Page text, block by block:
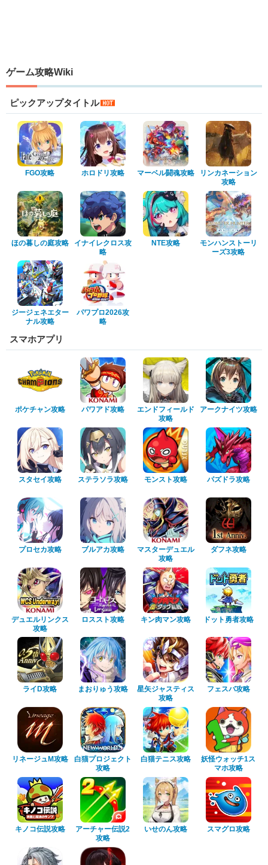
ゲーム攻略Wiki
ピックアップタイトル
FGO攻略 ホロドリ攻略 マーベル闘魂攻略
リンカネーション
攻略
ほの暮しの庭攻略
イナイレクロス攻
略
NTE攻略
モンハンストーリ
ーズ3攻略
ジージェネエター
ナル攻略
パワプロ2026攻
略
スマホアプリ
ポケチャン攻略 パワアド攻略
エンドフィールド
攻略
アークナイツ攻略
スタセイ攻略 ステラソラ攻略 モンスト攻略 パズドラ攻略
プロセカ攻略 ブルアカ攻略
マスターデュエル
攻略
ダフネ攻略
デュエルリンクス
攻略
ロススト攻略 キン肉マン攻略 ドット勇者攻略
ライD攻略 まおりゅう攻略
星矢ジャスティス
攻略
フェスバ攻略
リネージュM攻略
白猫プロジェクト
攻略
白猫テニス攻略
妖怪ウォッチ1ス
マホ攻略
キノコ伝説攻略
アーチャー伝説2
攻略
いせのん攻略 スマグロ攻略